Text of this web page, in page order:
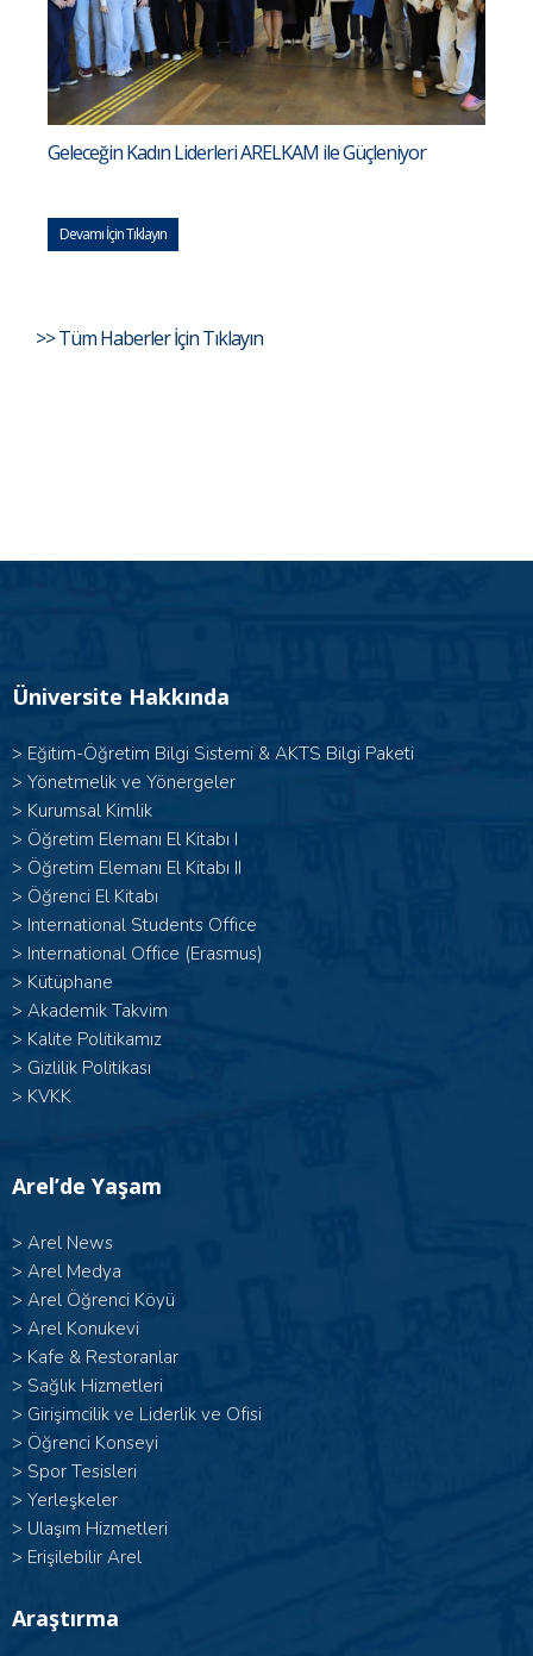
Geleceğin Kadın Liderleri ARELKAM ile Güçleniyor
Devamı İçin Tıklayın
>> Tüm Haberler İçin Tıklayın
Üniversite Hakkında
> Eğitim-Öğretim Bilgi Sistemi & AKTS Bilgi Paketi
> Yönetmelik ve Yönergeler
> Kurumsal Kimlik
> Öğretim Elemanı El Kitabı I
> Öğretim Elemanı El Kitabı II
> Öğrenci El Kitabı
> International Students Office
> International Office (Erasmus)
> Kütüphane
> Akademik Takvim
> Kalite Politikamız
> Gizlilik Politikası
> KVKK
Arel’de Yaşam
> Arel News
> Arel Medya
> Arel Öğrenci Köyü
> Arel Konukevi
> Kafe & Restoranlar
> Sağlık Hizmetleri
> Girişimcilik ve Liderlik ve Ofisi
> Öğrenci Konseyi
> Spor Tesisleri
> Yerleşkeler
> Ulaşım Hizmetleri
> Erişilebilir Arel
Araştırma